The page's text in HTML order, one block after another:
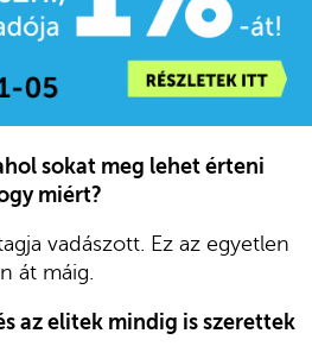
sokat meg lehet érteni
miért?
vadászott. Ez az egyetlen
át máig.
az elitek mindig is szerettek